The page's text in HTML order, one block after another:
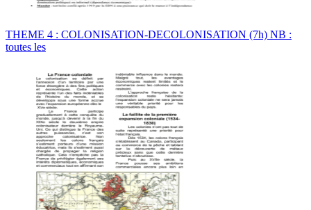
THEME 4 : COLONISATION-DECOLONISATION (7h) NB :
toutes les